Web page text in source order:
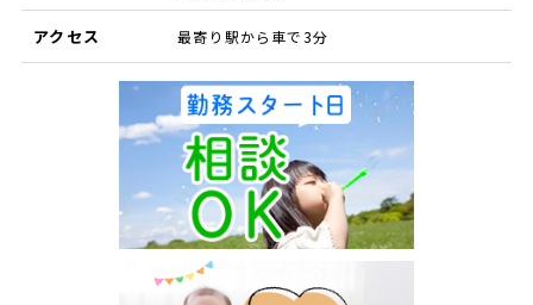
アクセス 最寄り駅から車で3分